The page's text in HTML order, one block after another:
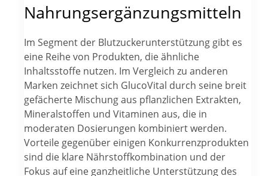
Nahrungsergänzungsmitteln
Im Segment der Blutzuckerunterstützung gibt es
eine Reihe von Produkten, die ähnliche
Inhaltsstoffe nutzen. Im Vergleich zu anderen
Marken zeichnet sich GlucoVital durch seine breit
gefächerte Mischung aus pflanzlichen Extrakten,
Mineralstoffen und Vitaminen aus, die in
moderaten Dosierungen kombiniert werden.
Vorteile gegenüber einigen Konkurrenzprodukten
sind die klare Nährstoffkombination und der
Fokus auf eine ganzheitliche Unterstützung des